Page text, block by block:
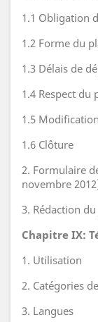
1.1 Obligation
1.2 Forme du
1.3 Délais de
1.4 Respect du
1.5
1.6 Clôture
2. Formulaire
novembre
3. Rédaction
Chapitre IX:
1. Utilisation
2. Catégories
3. Langues